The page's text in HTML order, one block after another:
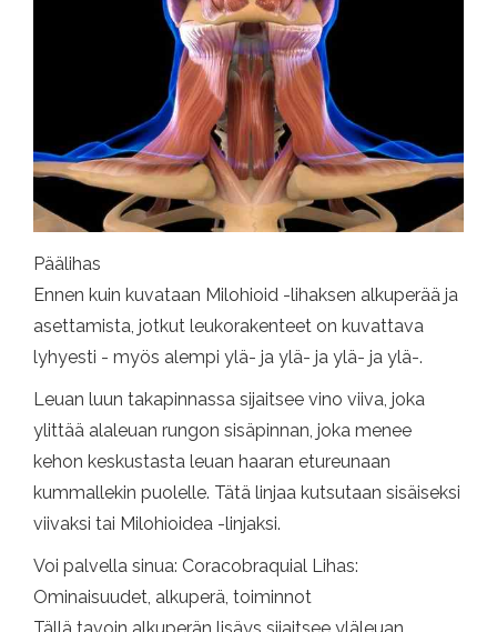
Päälihas
Ennen kuin kuvataan Milohioid -lihaksen alkuperää ja
asettamista, jotkut leukorakenteet on kuvattava
lyhyesti - myös alempi ylä- ja ylä- ja ylä- ja ylä-.
Leuan luun takapinnassa sijaitsee vino viiva, joka
ylittää alaleuan rungon sisäpinnan, joka menee
kehon keskustasta leuan haaran etureunaan
kummallekin puolelle. Tätä linjaa kutsutaan sisäiseksi
viivaksi tai Milohioidea -linjaksi.
Voi palvella sinua: Coracobraquial Lihas:
Ominaisuudet, alkuperä, toiminnot